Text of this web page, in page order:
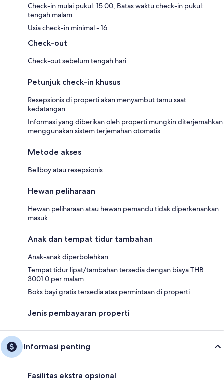
Check-in mulai pukul: 15.00; Batas waktu check-in pukul:
tengah malam
Usia check-in minimal - 16
Check-out
Check-out sebelum tengah hari
Petunjuk check-in khusus
Resepsionis di properti akan menyambut tamu saat
kedatangan
Informasi yang diberikan oleh properti mungkin diterjemahkan
menggunakan sistem terjemahan otomatis
Metode akses
Bellboy atau resepsionis
Hewan peliharaan
Hewan peliharaan atau hewan pemandu tidak diperkenankan
masuk
Anak dan tempat tidur tambahan
Anak-anak diperbolehkan
Tempat tidur lipat/tambahan tersedia dengan biaya THB
3001.0 per malam
Boks bayi gratis tersedia atas permintaan di properti
Jenis pembayaran properti
Informasi penting
Fasilitas ekstra opsional